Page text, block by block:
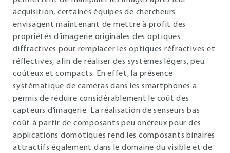
acquisition, certaines équipes de chercheurs
envisagent maintenant de mettre à profit des
propriétés d’imagerie originales des optiques
diffractives pour remplacer les optiques réfractives et
réflectives, afin de réaliser des systèmes légers, peu
coûteux et compacts. En effet, la présence
systématique de caméras dans les smartphones a
permis de réduire considérablement le coût des
capteurs d’imagerie. La réalisation de senseurs bas
coût à partir de composants peu onéreux pour des
applications domotiques rend les composants binaires
attractifs également dans le domaine du visible et de